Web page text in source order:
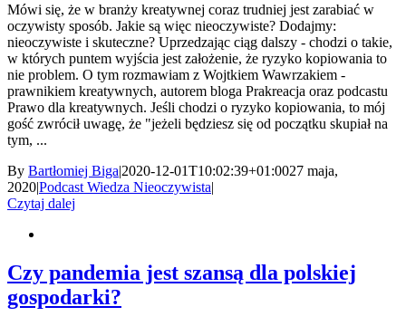
Mówi się, że w branży kreatywnej coraz trudniej jest zarabiać w
oczywisty sposób. Jakie są więc nieoczywiste? Dodajmy:
nieoczywiste i skuteczne? Uprzedzając ciąg dalszy - chodzi o takie,
w których puntem wyjścia jest założenie, że ryzyko kopiowania to
nie problem. O tym rozmawiam z Wojtkiem Wawrzakiem -
prawnikiem kreatywnych, autorem bloga Prakreacja oraz podcastu
Prawo dla kreatywnych. Jeśli chodzi o ryzyko kopiowania, to mój
gość zwrócił uwagę, że "jeżeli będziesz się od początku skupiał na
tym, ...
By Bartłomiej Biga|2020-12-01T10:02:39+01:0027 maja,
2020|Podcast Wiedza Nieoczywista|
Czytaj dalej
Czy pandemia jest szansą dla polskiej
gospodarki?